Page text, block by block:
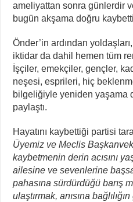
ameliyattan sonra günlerdir
bugün akşama doğru
Önder’in ardından
iktidar da dahil hemen tüm
İşçiler, emekçiler, gençler,
neşesi, esprileri, hiç
bilgeliğiyle yeniden yaşama
paylaştı.
Hayatını kaybettiği partisi
Üyemiz ve Meclis
kaybetmenin derin acısını
ailesine ve sevenlerine
pahasına sürdürdüğü barış
ulaştırmak, anısına